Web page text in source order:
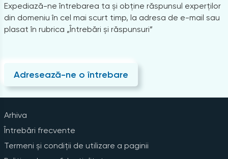
Expediază-ne întrebarea ta și obține răspunsul experților
din domeniu în cel mai scurt timp, la adresa de e-mail sau
plasat în rubrica „Întrebări și răspunsuri”
Adresează-ne o întrebare
Arhiva
Întrebări frecvente
Termeni și condiții de utilizare a paginii